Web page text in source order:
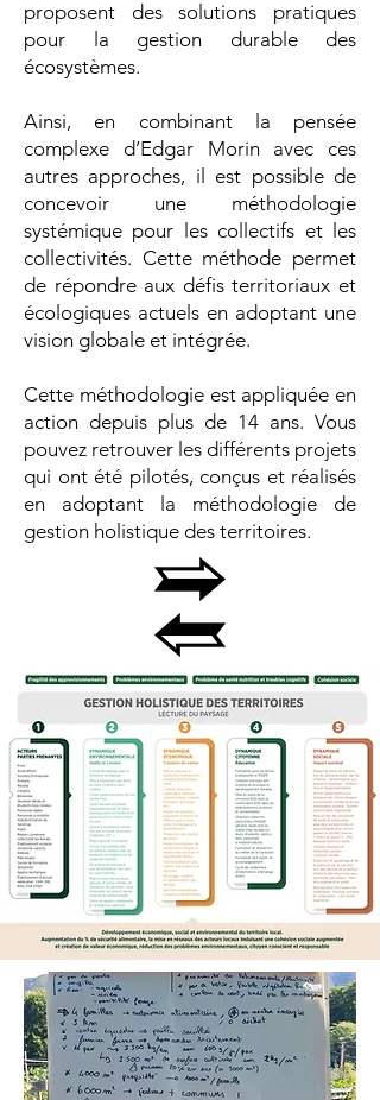
proposent des solutions pratiques
pour la gestion durable des
écosystèmes.
Ainsi, en combinant la pensée
complexe d’Edgar Morin avec ces
autres approches, il est possible de
concevoir une méthodologie
systémique pour les collectifs et les
collectivités. Cette méthode permet
de répondre aux défis territoriaux et
écologiques actuels en adoptant une
vision globale et intégrée.
Cette méthodologie est appliquée en
action depuis plus de 14 ans. Vous
pouvez retrouver les différents projets
qui ont été pilotés, conçus et réalisés
en adoptant la méthodologie de
gestion holistique des territoires.